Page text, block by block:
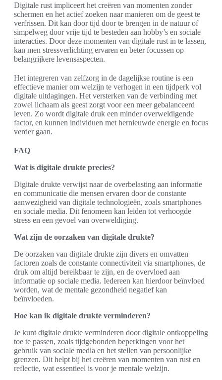
Digitale rust impliceert het creëren van momenten zonder
schermen en het actief zoeken naar manieren om de geest te
verfrissen. Dit kan door tijd door te brengen in de natuur of
simpelweg door vrije tijd te besteden aan hobby’s en sociale
interacties. Door deze momenten van digitale rust in te lassen,
kan men stressverlichting ervaren en beter focussen op
belangrijkere levensaspecten.
Het integreren van zelfzorg in de dagelijkse routine is een
effectieve manier om welzijn te verhogen in een tijdperk vol
digitale uitdagingen. Het versterken van de verbinding met
zowel lichaam als geest zorgt voor een meer gebalanceerd
leven. Zo wordt digitale druk een minder overweldigende
factor, en kunnen individuen met hernieuwde energie en focus
verder gaan.
FAQ
Wat is digitale drukte precies?
Digitale drukte verwijst naar de overbelasting aan informatie
en communicatie die mensen ervaren door de constante
aanwezigheid van digitale technologieën, zoals smartphones
en sociale media. Dit fenomeen kan leiden tot verhoogde
stress en een gevoel van overweldiging.
Wat zijn de oorzaken van digitale drukte?
De oorzaken van digitale drukte zijn divers en omvatten
factoren zoals de constante connectiviteit via smartphones, de
druk om altijd bereikbaar te zijn, en de overvloed aan
informatie op sociale media. Iedereen kan hierdoor beïnvloed
worden, wat de mentale gezondheid negatief kan
beïnvloeden.
Hoe kan ik digitale drukte verminderen?
Je kunt digitale drukte verminderen door digitale ontkoppeling
toe te passen, zoals tijdgebonden beperkingen voor het
gebruik van sociale media en het stellen van persoonlijke
grenzen. Dit helpt bij het creëren van momenten van rust en
reflectie, wat essentieel is voor je mentale welzijn.